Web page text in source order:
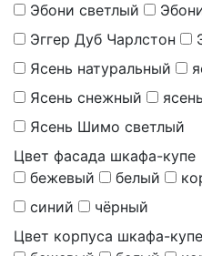
Эбони светлый
Эггер Дуб Чарлстон
Ясень натуральный
Ясень снежный
Ясень Шимо светлый
Цвет фасада шкафа-купе
бежевый
белый
синий
чёрный
Цвет корпуса шкафа-купе